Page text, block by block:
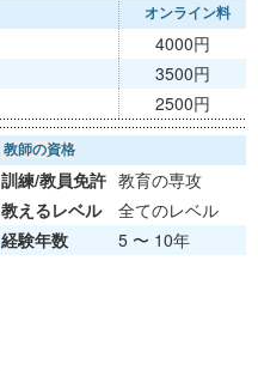
オンライン料
4000円
3500円
2500円
教師の資格
訓練/教員免許 教育の専攻
教えるレベル
全てのレベル
経験年数
5 〜 10年